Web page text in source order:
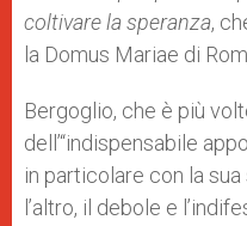
coltivare la speranza,
la Domus Mariae di
Bergoglio, che è più
dell’“indispensabile
in particolare con la
l’altro, il debole e